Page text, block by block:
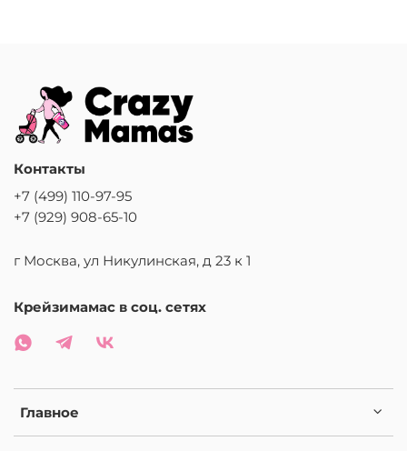
Главное
Контакты
+7 (499) 110-97-95
+7 (929) 908-65-10
г Москва, ул Никулинская, д 23 к 1
Крейзимамас в соц. сетях